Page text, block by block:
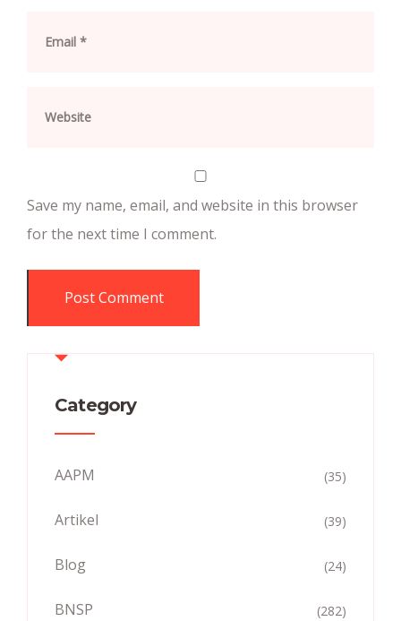
Save my name, email, and website in this browser
for the next time I comment.
Category
AAPM (35)
Artikel (39)
Blog (24)
BNSP (282)